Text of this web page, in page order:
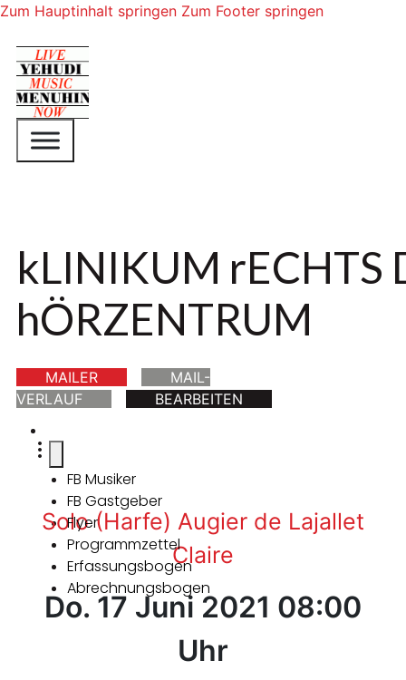
Zum Hauptinhalt springen Zum Footer springen
kLINIKUM rECHTS
hÖRZENTRUM
MAILER
MAIL-
VERLAUF
BEARBEITEN
FB Musiker
FB Gastgeber
Flyer
Programmzettel
Erfassungsbogen
Abrechnungsbogen
Solo (Harfe) Augier de Lajallet
Claire
Do. 17 Juni 2021 08:00
Uhr